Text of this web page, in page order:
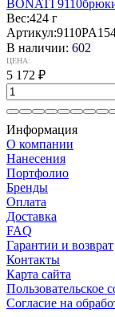
BONATI
Вес:424 г
Артикул:
В наличии: 602
ЦЕНА:
5 172 ₽
Информация
О компании
Нанесения
Портфолио
Бренды
Оплата
Доставка
FAQ
Гарантии и возврат
Контакты
Карта сайта
Пользовательское
Согласие на